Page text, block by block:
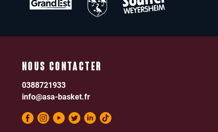
NOUS CONTACTER
0388721933
info@asa-basket.fr